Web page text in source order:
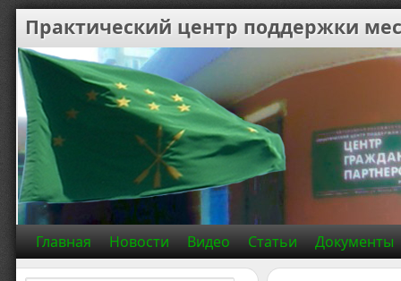
Практический центр поддержки
Главная Новости Видео Статьи Документы